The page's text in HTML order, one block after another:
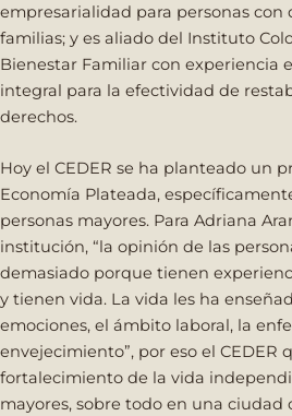
empresarialidad para personas con
familias; y es aliado del Instituto
Bienestar Familiar con experiencia
integral para la efectividad de
derechos.
Hoy el CEDER se ha planteado un
Economía Plateada,
personas mayores. Para Adriana
institución, “la opinión de las
demasiado porque tienen
y tienen vida. La vida les ha
emociones, el ámbito laboral, la
envejecimiento”, por eso el CEDER
fortalecimiento de la vida
mayores, sobre todo en una ciudad